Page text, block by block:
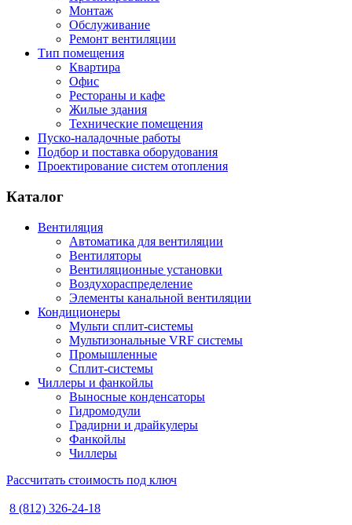
Монтаж
Обслуживание
Ремонт вентиляции
Тип помещения
Квартира
Офис
Рестораны и кафе
Жилые здания
Технические помещения
Пуско-наладочные работы
Подбор и поставка оборудования
Проектирование систем отопления
Каталог
Вентиляция
Автоматика для вентиляции
Вентиляторы
Вентиляционные установки
Воздухораспределение
Элементы канальной вентиляции
Кондиционеры
Мульти сплит-системы
Мультизональные VRF системы
Промышленные
Сплит-системы
Чиллеры и фанкойлы
Выносные конденсаторы
Гидромодули
Градирни и драйкулеры
Фанкойлы
Чиллеры
Рассчитать стоимость под ключ
8 (812) 326-24-18